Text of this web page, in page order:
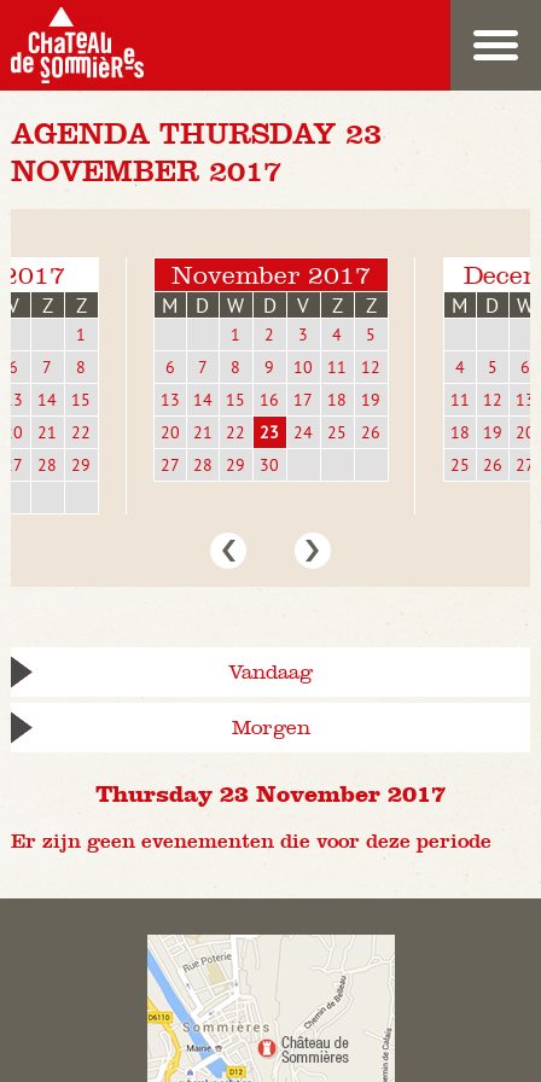
AGENDA THURSDAY 23
NOVEMBER 2017
V Z Z
1
6
7
8
13
14
15
20
21
22
27
28 29
November 2017
M D W D V Z Z
1 2 3 4
5
6
7 8 9 10 11
12
13
14 15 16 17 18
19
20
21 22 23 24 25
26
27
28 29 30
M D W
4 5
6
11
12
13
18
19
20
25
26 27
Vandaag
Morgen
Thursday 23 November 2017
Er zijn geen evenementen die voor deze periode